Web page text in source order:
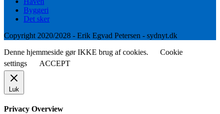
Byggeri
Det sker
Copyright 2020/2028 - Erik Egvad Petersen - sydnyt.dk
Denne hjemmeside gør IKKE brug af cookies.
Cookie
settings
ACCEPT
Luk
Privacy Overview